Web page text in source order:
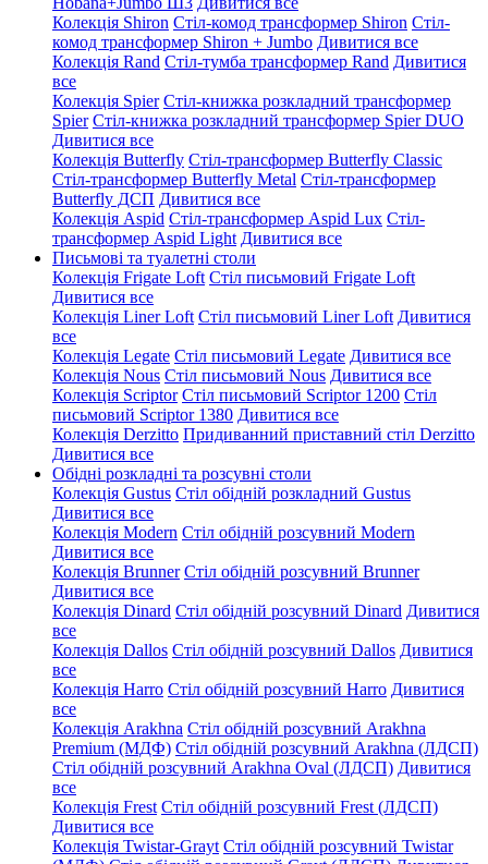
Колекція Shiron Стіл-комод трансформер Shiron Стіл-
комод трансформер Shiron + Jumbo Дивитися все
Колекція Rand Стіл-тумба трансформер Rand Дивитися
все
Колекція Spier Стіл-книжка розкладний трансформер
Spier Стіл-книжка розкладний трансформер Spier DUO
Дивитися все
Колекція Butterfly Стіл-трансформер Butterfly Classic
Стіл-трансформер Butterfly Metal Стіл-трансформер
Butterfly ДСП Дивитися все
Колекція Aspid Стіл-трансформер Aspid Lux Стіл-
трансформер Aspid Light Дивитися все
Письмові та туалетні столи
Колекція Frigate Loft Стіл письмовий Frigate Loft
Дивитися все
Колекція Liner Loft Стіл письмовий Liner Loft Дивитися
все
Колекція Legate Стіл письмовий Legate Дивитися все
Колекція Nous Стіл письмовий Nous Дивитися все
Колекція Scriptor Стіл письмовий Scriptor 1200 Стіл
письмовий Scriptor 1380 Дивитися все
Колекція Derzitto Придиванний приставний стіл Derzitto
Дивитися все
Обідні розкладні та розсувні столи
Колекція Gustus Стіл обідній розкладний Gustus
Дивитися все
Колекція Modern Стіл обідній розсувний Modern
Дивитися все
Колекція Brunner Стіл обідній розсувний Brunner
Дивитися все
Колекція Dinard Стіл обідній розсувний Dinard Дивитися
все
Колекція Dallos Стіл обідній розсувний Dallos Дивитися
все
Колекція Harro Стіл обідній розсувний Harro Дивитися
все
Колекція Arakhna Стіл обідній розсувний Arakhna
Premium (МДФ) Стіл обідній розсувний Arakhna (ЛДСП)
Стіл обідній розсувний Arakhna Oval (ЛДСП) Дивитися
все
Колекція Frest Стіл обідній розсувний Frest (ЛДСП)
Дивитися все
Колекція Twistar-Grayt Стіл обідній розсувний Twistar